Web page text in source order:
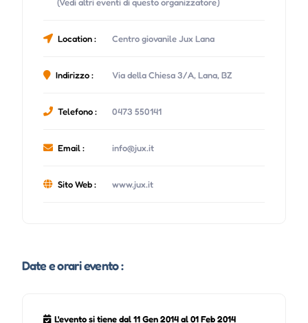
(Vedi altri eventi di questo organizzatore)
Location : Centro giovanile Jux Lana
Indirizzo : Via della Chiesa 3/A, Lana, BZ
Telefono : 0473 550141
Email : info@jux.it
Sito Web : www.jux.it
Date e orari evento :
L'evento si tiene dal 11 Gen 2014 al 01 Feb 2014